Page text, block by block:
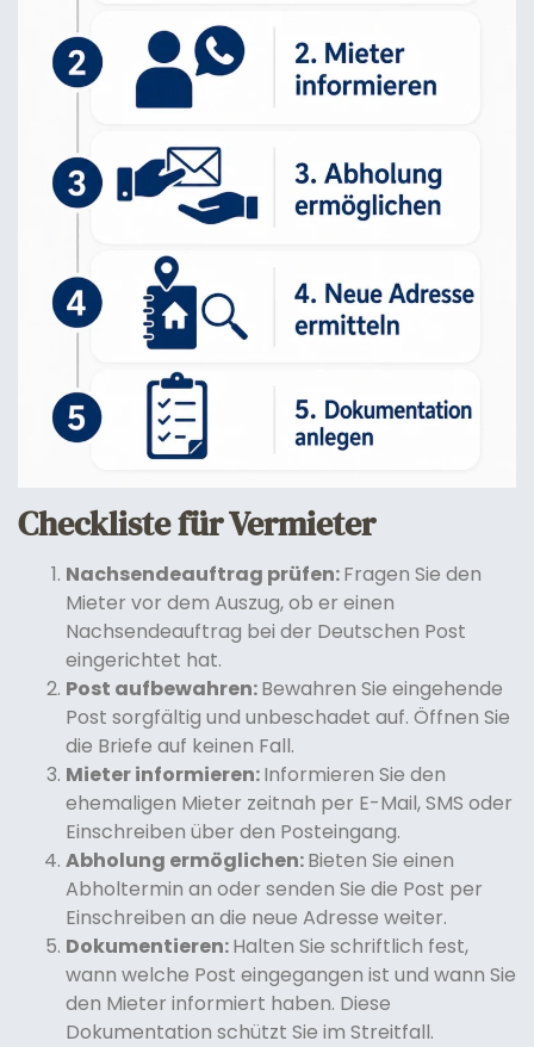
Checkliste für Vermieter
Nachsendeauftrag prüfen:Fragen Sie den
Mieter vor dem Auszug, ob er einen
Nachsendeauftrag bei der Deutschen Post
eingerichtet hat.
Post aufbewahren:Bewahren Sie eingehende
Post sorgfältig und unbeschadet auf. Öffnen Sie
die Briefe auf keinen Fall.
Mieter informieren:Informieren Sie den
ehemaligen Mieter zeitnah per E-Mail, SMS oder
Einschreiben über den Posteingang.
Abholung ermöglichen:Bieten Sie einen
Abholtermin an oder senden Sie die Post per
Einschreiben an die neue Adresse weiter.
Dokumentieren:Halten Sie schriftlich fest,
wann welche Post eingegangen ist und wann Sie
den Mieter informiert haben. Diese
Dokumentation schützt Sie im Streitfall.